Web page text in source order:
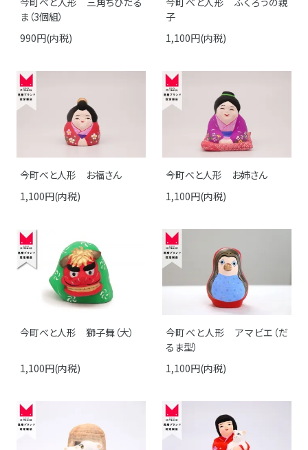
ま（3個組）
990円(内税)
子
1,100円(内税)
今町べと人形 お福さん
1,100円(内税)
今町べと人形 お姉さん
1,100円(内税)
今町べと人形 獅子舞（大）
1,100円(内税)
今町べと人形 アマビエ（だ
るま型）
1,100円(内税)